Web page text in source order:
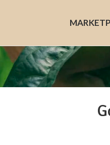
MARKET